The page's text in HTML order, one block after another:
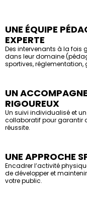
UNE ÉQUIPE
EXPERTE
Des intervenants à la fois
dans leur domaine
sportives, réglementation,
UN
RIGOUREUX
Un suivi individualisé et
collaboratif pour garantir
réussite.
UNE APPROCHE
Encadrer l’activité
de développer et
votre public.